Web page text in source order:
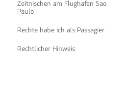
Zeitnischen am Flughafen Sao
Paulo
Rechte habe ich als Passagier
Rechtlicher Hinweis